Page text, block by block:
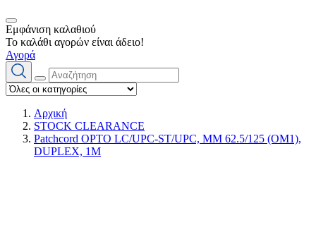
Εμφάνιση καλαθιού
Το καλάθι αγορών είναι άδειο!
Αγορά
Αρχική
STOCK CLEARANCE
Patchcord OPTO LC/UPC-ST/UPC, MM 62.5/125 (OM1),
DUPLEX, 1M